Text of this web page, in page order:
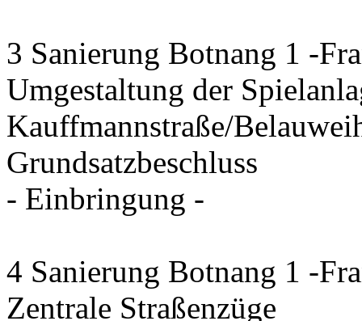
3 Sanierung Botnang 1 -
Umgestaltung der
Kauffmannstraße/
Grundsatzbeschluss
- Einbringung -
4 Sanierung Botnang 1 -
Zentrale Straßenzüge